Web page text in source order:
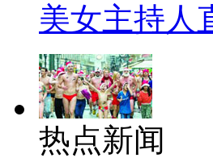
美女主持人
热点新闻